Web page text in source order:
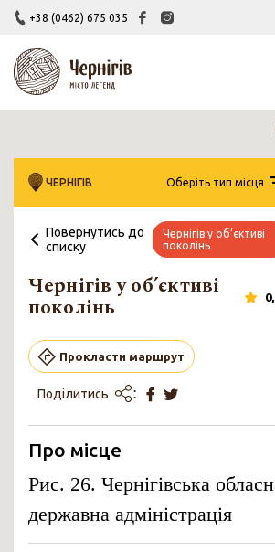
+38 (0462) 675 035
поколінь
ЧЕРНІГІВ Оберіть тип місця
Повернутись до
списку
Чернігів у об’єктиві
поколінь
Чернігів у об’єктиві
поколінь
Прокласти маршрут
Поділитись
Про місце
Рис. 26. Чернігівська
державна адміністрація
Каталог
Відкривай
ТІЦи України
ЧЕРНІГІВ У ОБ’ЄКТИВІ ПОКОЛІНЬ